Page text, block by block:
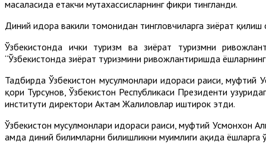
масаласида етакчи мутахассисларнинг фикри тингланди.
Диний идора вакили томонидан тингловчиларга зиёрат
Ўзбекистонда ички туризм ва зиёрат туризмни
“Ўзбекистонда зиёрат туризмини ривожлантиришда
Тадбирда Ўзбекистон мусулмонлари идораси раиси, муфтий
қори Турсунов, Ўзбекистон Республикаси Президенти
институти директори Актам Жалиловлар иштирок этди.
Ўзбекистон мусулмонлари идораси раиси, муфтий Усмонхон
ҳамда диний билимларни билишликни муҳимлиги ҳақида ёшларга